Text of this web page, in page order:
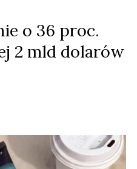
o 36 proc.
2 mld dolarów